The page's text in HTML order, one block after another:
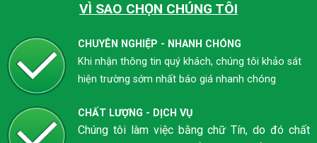
VÌ SAO CHỌN CHÚNG TÔI
CHUYÊN NGHIỆP - NHANH CHÓNG
Khi nhận thông tin quý khách, chúng tôi khảo sát
hiện trường sớm nhất báo giá nhanh chóng
CHẤT LƯỢNG - DỊCH VỤ
Chúng tôi làm việc bằng chữ Tín, do đó chất